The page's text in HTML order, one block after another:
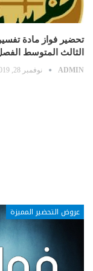
الثالث المتوسط
ADMIN نوفمبر 28, 2019
عروض التحضير المميزة